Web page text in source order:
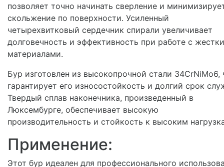
позволяет точно начинать сверление и
скольжение по поверхности. Усиленный
четырехвитковый сердечник спирали увеличивает
долговечность и эффективность при работе с
материалами.
Бур изготовлен из высокопрочной стали 34CrNiMo6,
гарантирует его износостойкость и долгий срок
Твердый сплав наконечника, произведенный в
Люксембурге, обеспечивает высокую
производительность и стойкость к высоким
Применение:
Этот бур идеален для профессионального